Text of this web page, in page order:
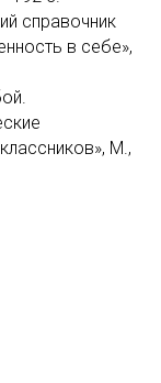
справочник
в себе»,
М.,